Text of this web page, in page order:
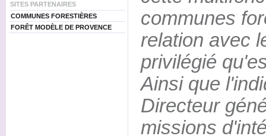
SITES PARTENAIRES
COMMUNES FORESTIÈRES
FORÊT MODÈLE DE PROVENCE
communes
relation avec
privilégié
Ainsi que
Directeur
missions